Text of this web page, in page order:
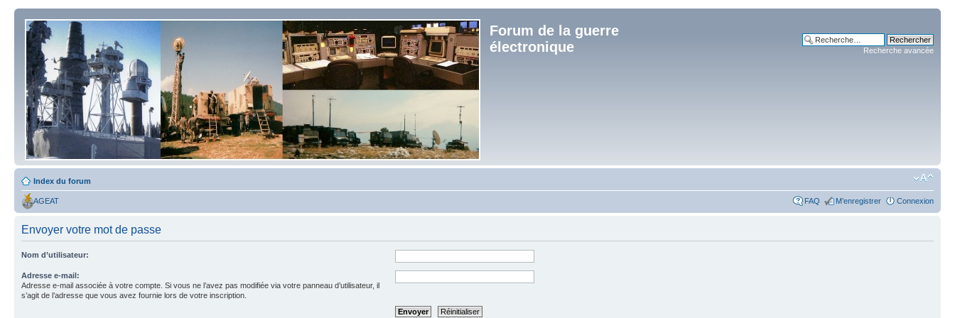
Forum de la guerre
électronique
Recherche avancée
Index du forum
AGEAT FAQ M’enregistrer Connexion
Envoyer votre mot de passe
Nom d’utilisateur:
Adresse e-mail:
Adresse e-mail associée à votre compte. Si vous ne l’avez pas modifiée via votre panneau d’utilisateur, il
s’agit de l’adresse que vous avez fournie lors de votre inscription.